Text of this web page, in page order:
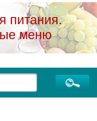
питания.
меню